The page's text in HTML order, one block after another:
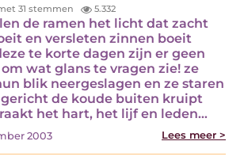
31 stemmen 5.332
de ramen het licht dat zacht
en versleten zinnen boeit
te korte dagen zijn er geen
wat glans te vragen zie! ze
blik neergeslagen en ze staren
gericht de koude buiten kruipt
het hart, het lijf en leden…
2003 Lees meer >